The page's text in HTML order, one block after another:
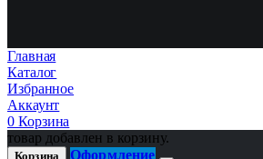
Главная
Каталог
Избранное
Аккаунт
0 Корзина
товар добавлен в корзину.
Корзина Оформление